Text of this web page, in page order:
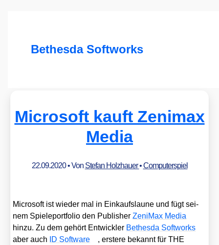
Bethesda Softworks
Microsoft kauft Zenimax
Media
22.09.2020• Von Stefan Holzhauer•Computerspiel
Micro­soft ist wie­der mal in Ein­kaufs­lau­ne und fügt sei­
nem Spie­le­port­fo­lio den PublisherZen­iMax Media
hin­zu. Zu dem gehört Ent­wick­ler Bethes­da Soft­works
aber auch
ID Soft­ware
, ers­te­re bekannt für THE